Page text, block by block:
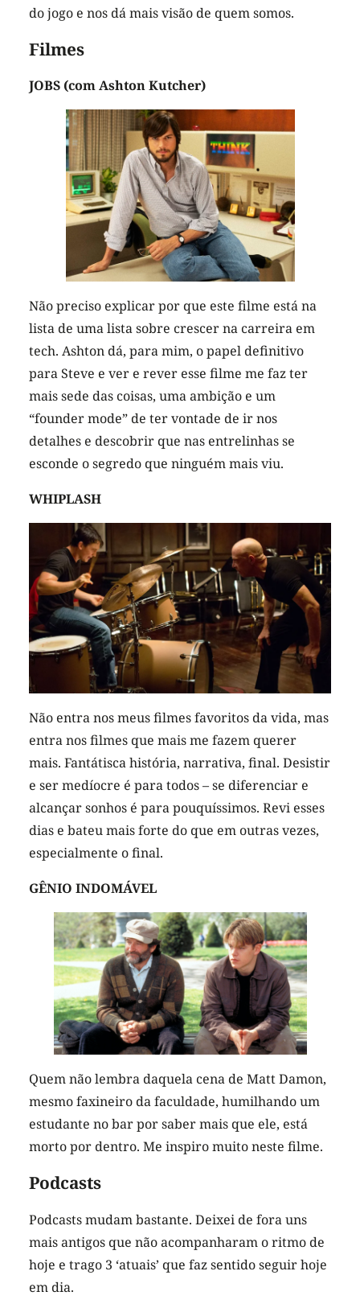
do jogo e nos dá mais visão de quem somos.
Filmes
JOBS (com Ashton Kutcher)
Não preciso explicar por que este filme está na
lista de uma lista sobre crescer na carreira em
tech. Ashton dá, para mim, o papel definitivo
para Steve e ver e rever esse filme me faz ter
mais sede das coisas, uma ambição e um
“founder mode” de ter vontade de ir nos
detalhes e descobrir que nas entrelinhas se
esconde o segredo que ninguém mais viu.
WHIPLASH
Não entra nos meus filmes favoritos da vida, mas
entra nos filmes que mais me fazem querer
mais. Fantátisca história, narrativa, final. Desistir
e ser medíocre é para todos – se diferenciar e
alcançar sonhos é para pouquíssimos. Revi esses
dias e bateu mais forte do que em outras vezes,
especialmente o final.
GÊNIO INDOMÁVEL
Quem não lembra daquela cena de Matt Damon,
mesmo faxineiro da faculdade, humilhando um
estudante no bar por saber mais que ele, está
morto por dentro. Me inspiro muito neste filme.
Podcasts
Podcasts mudam bastante. Deixei de fora uns
mais antigos que não acompanharam o ritmo de
hoje e trago 3 ‘atuais’ que faz sentido seguir hoje
em dia.